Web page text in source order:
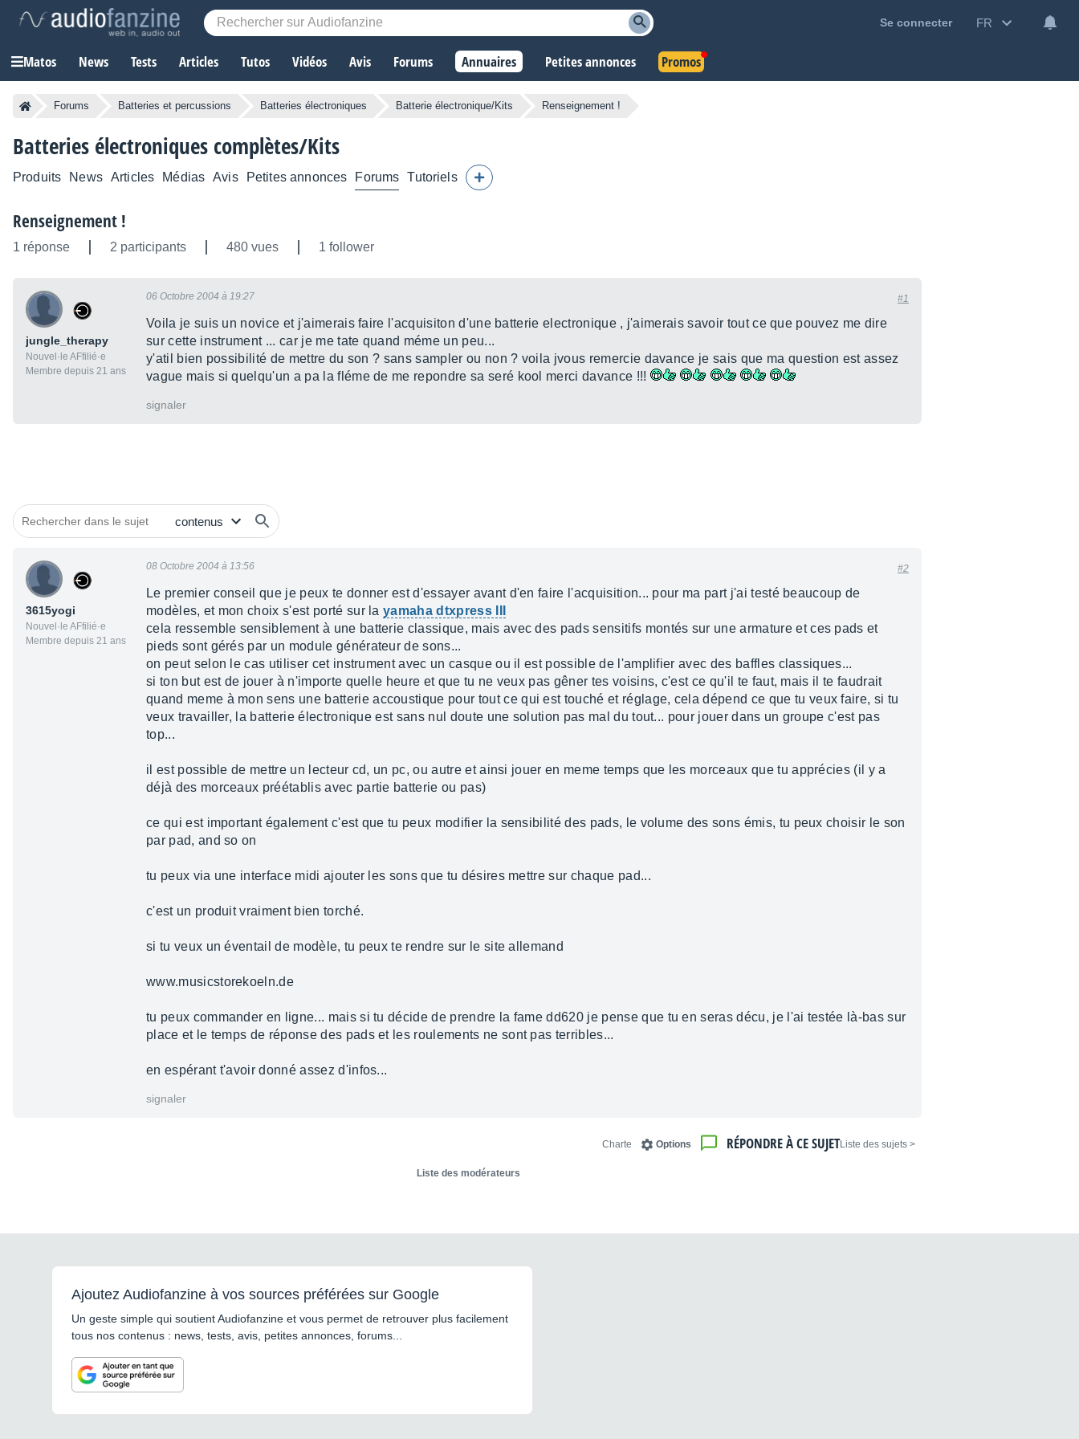
Se connecter FR
Matos News Tests Articles Tutos Vidéos Avis Forums Annuaires Petites annonces Promos
Forums Batteries et percussions Batteries électroniques Batterie électronique/Kits Renseignement !
Batteries électroniques complètes/Kits
Produits News Articles Médias Avis Petites annonces Forums Tutoriels
Renseignement !
1 réponse 2 participants 480 vues 1 follower
jungle_therapy
Nouvel·le AFfilié·e
Membre depuis 21 ans
06 Octobre 2004 à 19:27 #1
Voila je suis un novice et j'aimerais faire l'acquisiton d'une batterie electronique , j'aimerais savoir tout ce que pouvez me dire
sur cette instrument ... car je me tate quand méme un peu...
y'atil bien possibilité de mettre du son ? sans sampler ou non ? voila jvous remercie davance je sais que ma question est assez
vague mais si quelqu'un a pa la fléme de me repondre sa seré kool merci davance !!!
signaler
3615yogi
Nouvel·le AFfilié·e
Membre depuis 21 ans
08 Octobre 2004 à 13:56 #2
Le premier conseil que je peux te donner est d'essayer avant d'en faire l'acquisition... pour ma part j'ai testé beaucoup de
modèles, et mon choix s'est porté sur layamaha dtxpress III
cela ressemble sensiblement à une batterie classique, mais avec des pads sensitifs montés sur une armature et ces pads et
pieds sont gérés par un module générateur de sons...
on peut selon le cas utiliser cet instrument avec un casque ou il est possible de l'amplifier avec des baffles classiques...
si ton but est de jouer à n'importe quelle heure et que tu ne veux pas gêner tes voisins, c'est ce qu'il te faut, mais il te faudrait
quand meme à mon sens une batterie accoustique pour tout ce qui est touché et réglage, cela dépend ce que tu veux faire, si tu
veux travailler, la batterie électronique est sans nul doute une solution pas mal du tout... pour jouer dans un groupe c'est pas
top...
il est possible de mettre un lecteur cd, un pc, ou autre et ainsi jouer en meme temps que les morceaux que tu apprécies (il y a
déjà des morceaux préétablis avec partie batterie ou pas)
ce qui est important également c'est que tu peux modifier la sensibilité des pads, le volume des sons émis, tu peux choisir le son
par pad, and so on
tu peux via une interface midi ajouter les sons que tu désires mettre sur chaque pad...
c'est un produit vraiment bien torché.
si tu veux un éventail de modèle, tu peux te rendre sur le site allemand
www.musicstorekoeln.de
tu peux commander en ligne... mais si tu décide de prendre la fame dd620 je pense que tu en seras décu, je l'ai testée là-bas sur
place et le temps de réponse des pads et les roulements ne sont pas terribles...
en espérant t'avoir donné assez d'infos...
signaler
< Liste des sujets
RÉPONDRE À CE SUJET
Options
Charte
Liste des modérateurs
Ajoutez Audiofanzine à vos sources préférées sur Google
Un geste simple qui soutient Audiofanzine et vous permet de retrouver plus facilement
tous nos contenus : news, tests, avis, petites annonces, forums...